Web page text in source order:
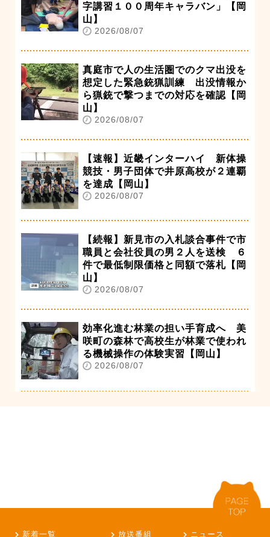
字講習１００周年キャラバン」【岡
山】
2026/08/07
真庭市で人の生活圏でのクマ出没を
想定した緊急銃猟訓練 出没情報か
ら猟銃で撃つまでの対応を確認【岡
山】
2026/08/07
【速報】近畿インターハイ 新体操
競技・男子団体で井原高校が２連覇
を達成【岡山】
2026/08/07
【続報】新見市の入札談合事件で市
職員と会社役員の男２人を送検 ６
件で最低制限価格と同額で落札【岡
山】
2026/08/07
効率化進む林業の担い手育成へ 美
咲町の森林で高校生が林業で使われ
る機械操作の体験実習【岡山】
2026/08/07
新着一覧 放送番組
ニュース